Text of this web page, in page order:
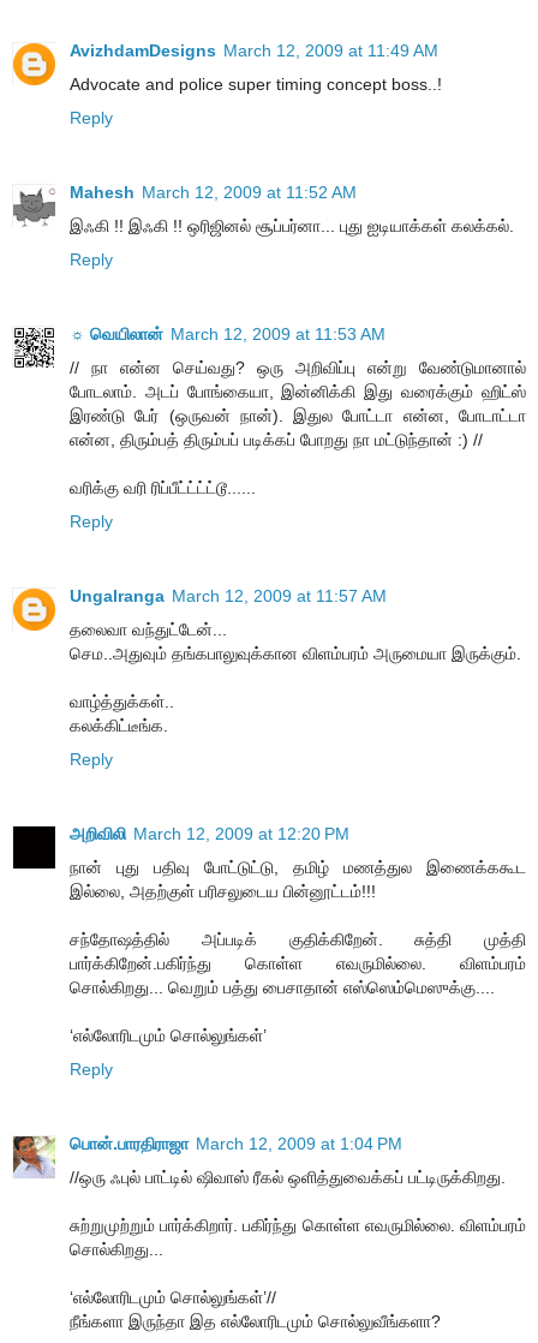
AvizhdamDesigns March 12, 2009 at 11:49 AM
Advocate and police super timing concept boss..!
Reply
Mahesh March 12, 2009 at 11:52 AM
இஃகி !! இஃகி !! ஒரிஜினல் சூப்பர்னா... புது ஐடியாக்கள் கலக்கல்.
Reply
☼ வெயிலான் March 12, 2009 at 11:53 AM
// நா என்ன செய்வது? ஒரு அறிவிப்பு என்று வேண்டுமானால்
போடலாம். அடப் போங்கையா, இன்னிக்கி இது வரைக்கும் ஹிட்ஸ்
இரண்டு பேர் (ஒருவன் நான்). இதுல போட்டா என்ன, போடாட்டா
என்ன, திரும்பத் திரும்பப் படிக்கப் போறது நா மட்டுந்தான் :) //
வரிக்கு வரி ரிப்பீட்ட்ட்ட்டூ......
Reply
Ungalranga March 12, 2009 at 11:57 AM
தலைவா வந்துட்டேன்...
செம..அதுவும் தங்கபாலுவுக்கான விளம்பரம் அருமையா இருக்கும்.
வாழ்த்துக்கள்..
கலக்கிட்டீங்க.
Reply
அறிவிலி March 12, 2009 at 12:20 PM
நான் புது பதிவு போட்டுட்டு, தமிழ் மணத்துல இணைக்ககூட
இல்லை, அதற்குள் பரிசலுடைய பின்னூட்டம்!!!
சந்தோஷத்தில் அப்படிக் குதிக்கிறேன். சுத்தி முத்தி
பார்க்கிறேன்.பகிர்ந்து கொள்ள எவருமில்லை. விளம்பரம்
சொல்கிறது... வெறும் பத்து பைசாதான் எஸ்ஸெம்மெஸுக்கு....
‘எல்லோரிடமும் சொல்லுங்கள்’
Reply
பொன்.பாரதிராஜா March 12, 2009 at 1:04 PM
//ஒரு ஃபுல் பாட்டில் ஷிவாஸ் ரீகல் ஒளித்துவைக்கப் பட்டிருக்கிறது.
சுற்றுமுற்றும் பார்க்கிறார். பகிர்ந்து கொள்ள எவருமில்லை. விளம்பரம்
சொல்கிறது...
‘எல்லோரிடமும் சொல்லுங்கள்’//
நீங்களா இருந்தா இத எல்லோரிடமும் சொல்லுவீங்களா?